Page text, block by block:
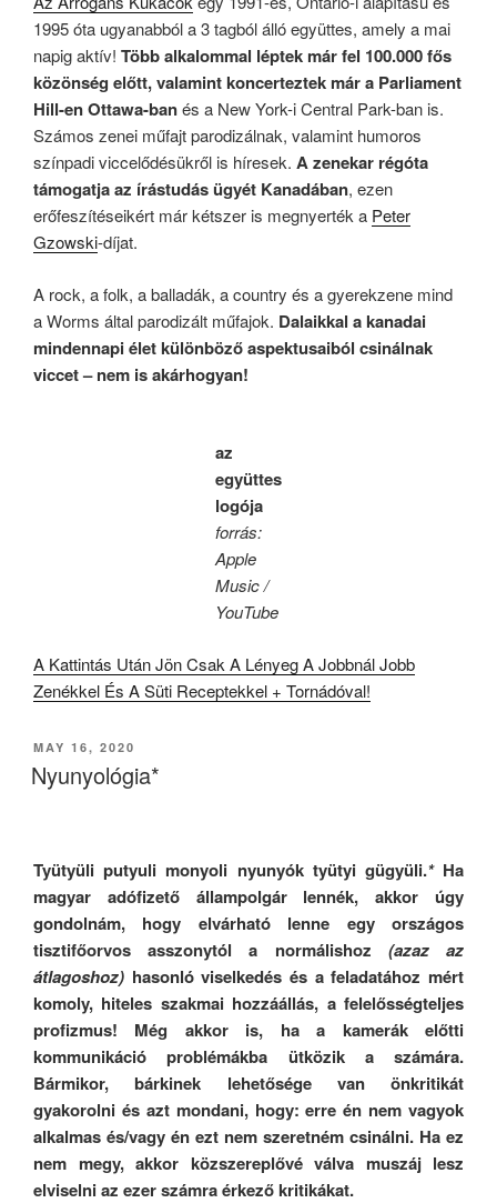
1995 óta ugyanabból a 3 tagból álló együttes, amely a mai
napig aktív! Több alkalommal léptek már fel 100.000 fős
közönség előtt, valamint koncerteztek már a Parliament
Hill-en Ottawa-banés a New York-i Central Park-ban is.
Számos zenei műfajt parodizálnak, valamint humoros
színpadi viccelődésükről is híresek. A zenekar régóta
támogatja az írástudás ügyét Kanadában, ezen
erőfeszítéseikért már kétszer is megnyerték a Peter
Gzowski-díjat.
A rock, a folk, a balladák, a country és a gyerekzene mind
a Worms által parodizált műfajok. Dalaikkal a kanadai
mindennapi élet különböző aspektusaiból csinálnak
viccet – nem is akárhogyan!
az
együttes
logója
forrás:
Apple
Music /
YouTube
A Kattintás Után Jön Csak A Lényeg A Jobbnál Jobb
Zenékkel És A Süti Receptekkel + Tornádóval!
POSTED
ON
MAY 16, 2020
Nyunyológia*
Tyütyüli putyuli monyoli nyunyók tyütyi gügyüli.*Ha
magyar adófizető állampolgár lennék, akkor úgy
gondolnám, hogy elvárható lenne egy országos
tisztifőorvos asszonytól a normálishoz (azaz az
átlagoshoz) hasonló viselkedés és a feladatához mért
komoly, hiteles szakmai hozzáállás, a felelősségteljes
profizmus! Még akkor is, ha a kamerák előtti
kommunikáció problémákba ütközik a számára.
Bármikor, bárkinek lehetősége van önkritikát
gyakorolni és azt mondani, hogy: erre én nem vagyok
alkalmas és/vagy én ezt nem szeretném csinálni. Ha ez
nem megy, akkor közszereplővé válva muszáj lesz
elviselni az ezer számra érkező kritikákat.